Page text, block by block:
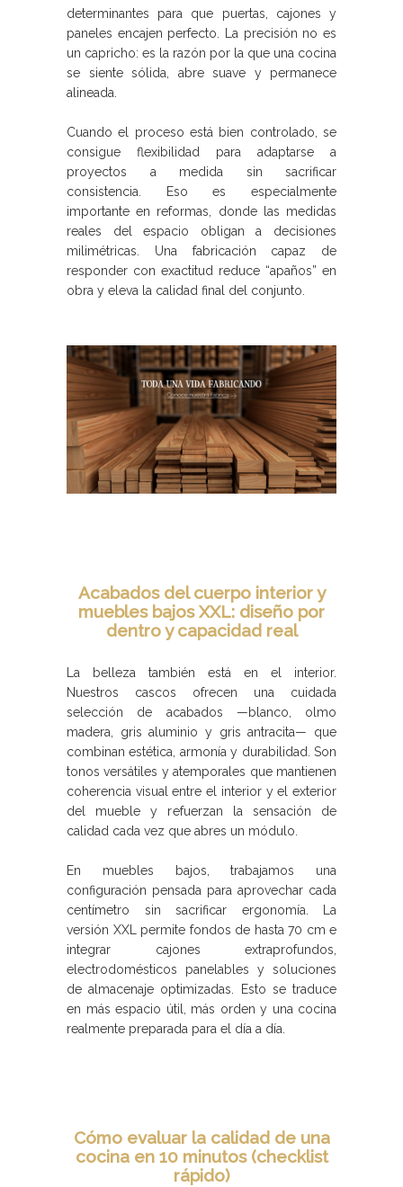
determinantes para que puertas, cajones y
paneles encajen perfecto. La precisión no es
un capricho: es la razón por la que una cocina
se siente sólida, abre suave y permanece
alineada.
Cuando el proceso está bien controlado, se
consigue flexibilidad para adaptarse a
proyectos a medida sin sacrificar
consistencia. Eso es especialmente
importante en reformas, donde las medidas
reales del espacio obligan a decisiones
milimétricas. Una fabricación capaz de
responder con exactitud reduce “apaños” en
obra y eleva la calidad final del conjunto.
Acabados del cuerpo interior y
muebles bajos XXL: diseño por
dentro y capacidad real
La belleza también está en el interior.
Nuestros cascos ofrecen una cuidada
selección de acabados —blanco, olmo
madera, gris aluminio y gris antracita— que
combinan estética, armonía y durabilidad. Son
tonos versátiles y atemporales que mantienen
coherencia visual entre el interior y el exterior
del mueble y refuerzan la sensación de
calidad cada vez que abres un módulo.
En muebles bajos, trabajamos una
configuración pensada para aprovechar cada
centímetro sin sacrificar ergonomía. La
versión XXL permite fondos de hasta 70 cm e
integrar cajones extraprofundos,
electrodomésticos panelables y soluciones
de almacenaje optimizadas. Esto se traduce
en más espacio útil, más orden y una cocina
realmente preparada para el día a día.
Cómo evaluar la calidad de una
cocina en 10 minutos (checklist
rápido)